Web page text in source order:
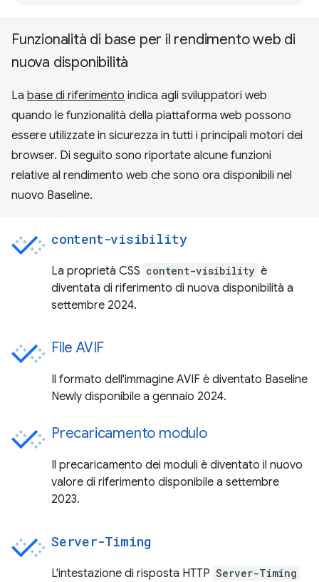
Funzionalità di base per il rendimento web di
nuova disponibilità
La base di riferimento indica agli sviluppatori web
quando le funzionalità della piattaforma web possono
essere utilizzate in sicurezza in tutti i principali motori dei
browser. Di seguito sono riportate alcune funzioni
relative al rendimento web che sono ora disponibili nel
nuovo Baseline.
content-visibility
La proprietà CSS content-visibility è
diventata di riferimento di nuova disponibilità a
settembre 2024.
File AVIF
Il formato dell'immagine AVIF è diventato Baseline
Newly disponibile a gennaio 2024.
Precaricamento modulo
Il precaricamento dei moduli è diventato il nuovo
valore di riferimento disponibile a settembre
2023.
Server-Timing
L'intestazione di risposta HTTP Server-Timing